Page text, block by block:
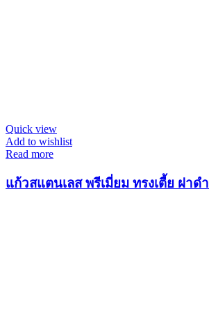
Quick view
Add to wishlist
Read more
แก้วสแตนเลส พรีเมี่ยม ทรงเตี้ย ฝาดำ